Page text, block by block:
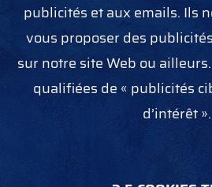
publicités et aux e­mails. Ils
vous proposer des
sur notre site Web ou
qualifiées de « publicités
d’intérêt ».